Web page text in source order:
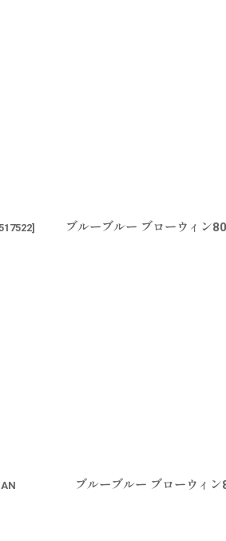
] ブルーブルー ブローウィン
ブルーブルー ブローウィ